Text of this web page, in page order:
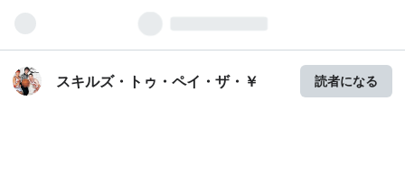
スキルズ・トゥ・ペイ・ザ・￥ 読者になる